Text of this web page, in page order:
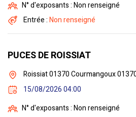
N° d'exposants : Non renseigné
Entrée :Non renseigné
PUCES DE ROISSIAT
Roissiat 01370 Courmangoux
15/08/2026 04:00
N° d'exposants : Non renseigné